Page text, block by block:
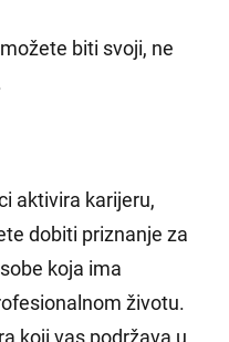
biti svoji, ne
aktivira karijeru,
dobiti priznanje za
koja ima
životu.
koji vas podržava u